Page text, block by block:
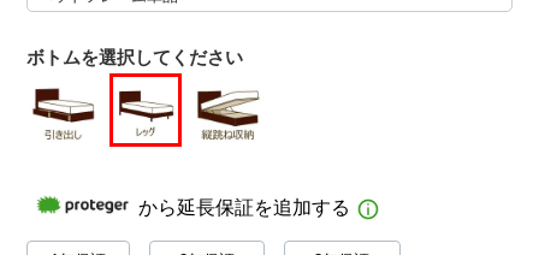
ボトムを選択してください